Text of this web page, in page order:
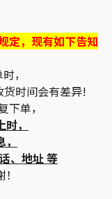
定，现有如下告知
，
时间会有差异!
单，
，
、地址 等